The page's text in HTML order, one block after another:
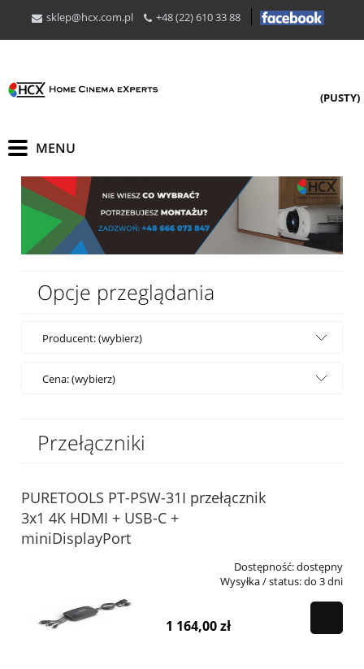
sklep@hcx.com.pl +48 (22) 610 33 88
(PUSTY)
Opcje przeglądania
Producent: (wybierz)
Cena: (wybierz)
Przełączniki
PURETOOLS PT-PSW-31I przełącznik
3x1 4K HDMI + USB-C +
miniDisplayPort
Dostępność:dostępny
Wysyłka / status:do 3 dni
1 164,00 zł